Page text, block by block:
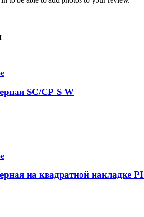
SC/CP-S W
на квадратной накладке